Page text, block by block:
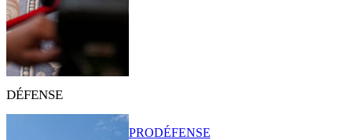
DÉFENSE
PRODÉFENSE